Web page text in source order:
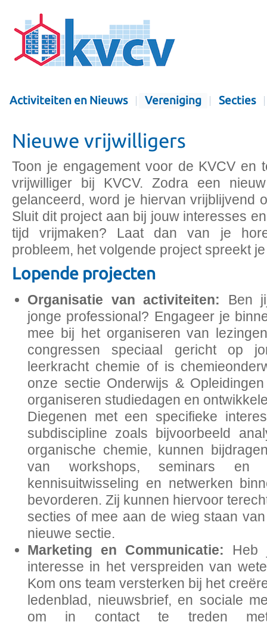
Activiteiten en Nieuws Vereniging Secties
Nieuwe vrijwilligers
Toon je engagement voor de KVCV en
vrijwilliger bij KVCV. Zodra een
gelanceerd, word je hiervan vrijblijvend
Sluit dit project aan bij jouw interesses
tijd vrijmaken? Laat dan van je
probleem, het volgende project spreekt
Lopende projecten
Organisatie van activiteiten: Ben
jonge professional? Engageer je
mee bij het organiseren van
congressen speciaal gericht op
leerkracht chemie of is
onze sectie Onderwijs &
organiseren studiedagen en
Diegenen met een specifieke
subdiscipline zoals bijvoorbeeld
organische chemie, kunnen
van workshops, seminars en
kennisuitwisseling en netwerken
bevorderen. Zij kunnen hiervoor
secties of mee aan de wieg staan
nieuwe sectie.
Marketing en Communicatie: Heb
interesse in het verspreiden van
Kom ons team versterken bij het
ledenblad, nieuwsbrief, en sociale
om in contact te treden